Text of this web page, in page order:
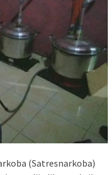
(Satresnarkoba)